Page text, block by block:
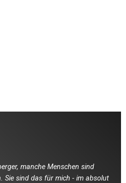
manche Menschen sind
Sie sind das für mich - im absolut